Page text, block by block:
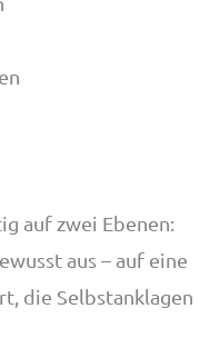
auf zwei Ebenen:
aus – auf eine
die Selbstanklagen